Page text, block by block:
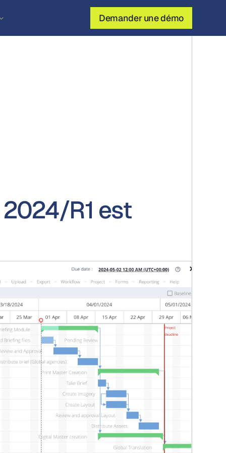
Demander une démo
R1 est